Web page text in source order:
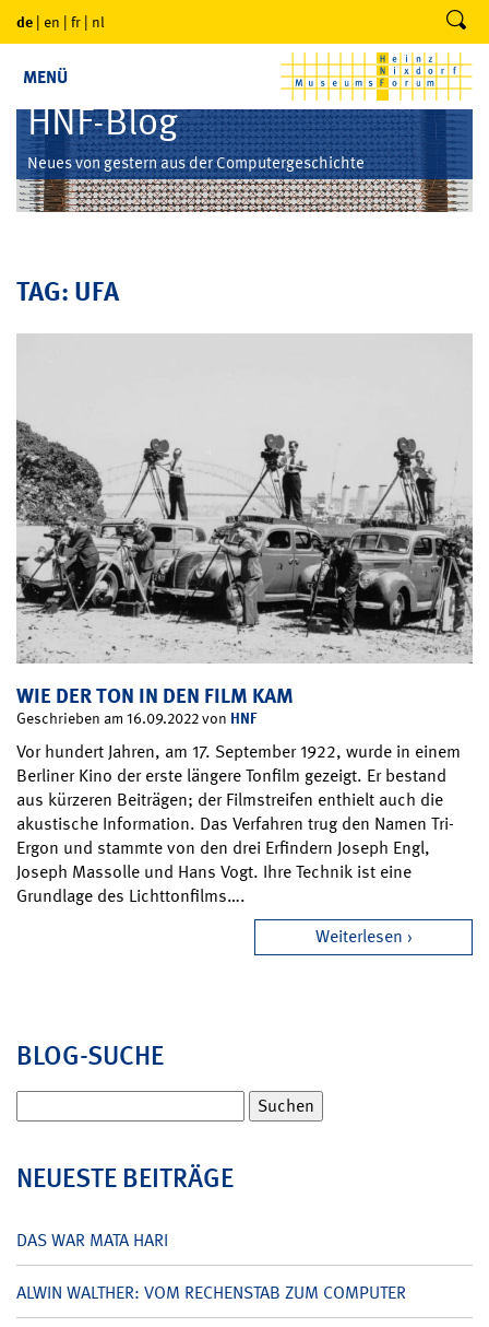
de | en | fr | nl
MENÜ
HNF-Blog
Neues von gestern aus der Computergeschichte
TAG: UFA
WIE DER TON IN DEN FILM KAM
Geschrieben am 16.09.2022 von HNF
Vor hundert Jahren, am 17. September 1922, wurde in einem
Berliner Kino der erste längere Tonfilm gezeigt. Er bestand
aus kürzeren Beiträgen; der Filmstreifen enthielt auch die
akustische Information. Das Verfahren trug den Namen Tri-
Ergon und stammte von den drei Erfindern Joseph Engl,
Joseph Massolle und Hans Vogt. Ihre Technik ist eine
Grundlage des Lichttonfilms….
Weiterlesen
BLOG-SUCHE
nach:
NEUESTE BEITRÄGE
DAS WAR MATA HARI
ALWIN WALTHER: VOM RECHENSTAB ZUM COMPUTER